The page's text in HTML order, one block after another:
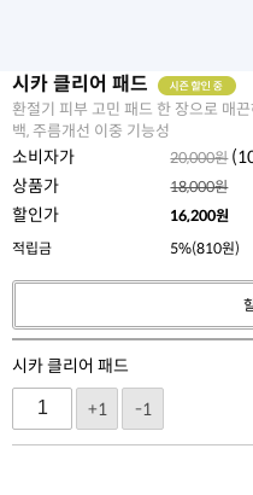
시카 클리어 패드
환절기 피부 고민 패드 한 장으로 매
백, 주름개선 이중 기능성
소비자가 20,000원 (
상품가
18,000원
할인가 16,200원
적립금
5%(810원)
시카 클리어 패드
+1
-1